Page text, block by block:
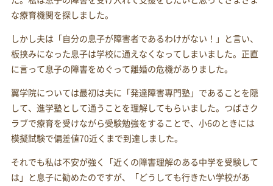
な療育機関を探しました。
しかし夫は「自分の息子が障害者であるわけがない！」と言い、
板挟みになった息子は学校に通えなくなってしまいました。正直
に言って息子の障害をめぐって離婚の危機がありました。
翼学院については最初は夫に「発達障害専門塾」であることを隠
して、進学塾として通うことを理解してもらいました。つばさク
ラブで療育を受けながら受験勉強をすることで、小6のときには
模擬試験で偏差値70近くまで到達しました。
それでも私は不安が強く「近くの障害理解のある中学を受験して
は」と息子に勧めたのですが、「どうしても行きたい学校があ